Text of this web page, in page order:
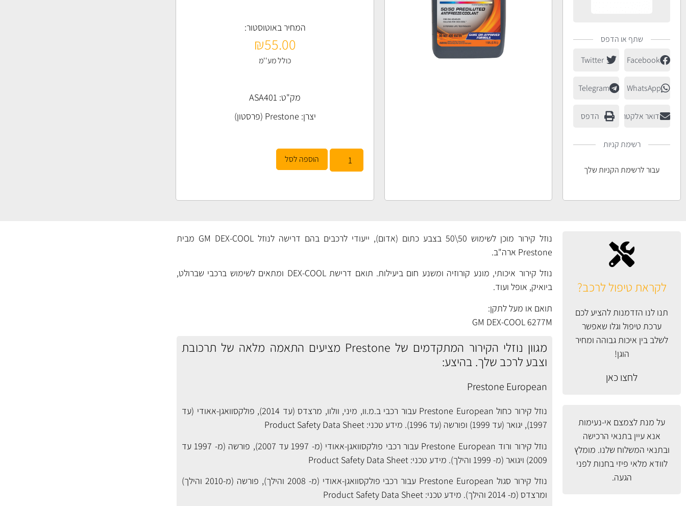
שתף או הדפס
Facebook
Twitter
WhatsApp
Telegram
דואר אלקטרוני הדפס
רשימת קניות
עבור לרשימת הקניות שלך
המחיר באוטוסטור:
₪55.00
כולל מע''מ
מק"ט: ASA401
יצרן: Prestone (פרסטון)
הוספה לסל
לקראת טיפול לרכב?
תנו לנו הזדמנות להציע לכם
ערכת טיפול וגלו שאפשר
לשלב בין איכות גבוהה ומחיר
הוגן!
לחצו כאן
על מנת לצמצם אי-נעימות
אנא עיין בתנאי הרכישה
ובתנאי המשלוח שלנו. מומלץ
לוודא מלאי פיזי בחנות לפני
הגעה.
נוזל קירור מוכן לשימוש 50\50 בצבע כתום (אדום), ייעודי לרכבים בהם דרישה לנוזל GM DEX-COOL מבית
Prestone ארה"ב.
נוזל קירור איכותי, מונע קורוזיה ומשנע חום ביעילות. תואם דרישת DEX-COOL ומתאים לשימוש ברכבי שברולט,
ביואיק, אופל ועוד.
תואם או מעל לתקן:
GM DEX-COOL 6277M
מגוון נוזלי הקירור המתקדמים של Prestone מציעים התאמה מלאה של תרכובת
וצבע לרכב שלך. בהיצע:
Prestone European
נוזל קירור כחול Prestone European עבור רכבי ב.מ.וו, מיני, וולוו, מרצדס (עד 2014), פולקסוואגן-אאודי (עד
1997), יגואר (עד 1999) ופורשה (עד 1996). מידע טכני:
Product Safety Data Sheet
נוזל קירור ורוד Prestone European עבור רכבי פולקסוואגן-אאודי (מ- 1997 עד 2007), פורשה (מ- 1997 עד
2009) ויגואר (מ- 1999 והילך). מידע טכני:
Product Safety Data Sheet
נוזל קירור סגול Prestone European עבור רכבי פולקסוואגן-אאודי (מ- 2008 והילך), פורשה (מ-2010 והילך)
ומרצדס (מ- 2014 והילך). מידע טכני:
Product Safety Data Sheet